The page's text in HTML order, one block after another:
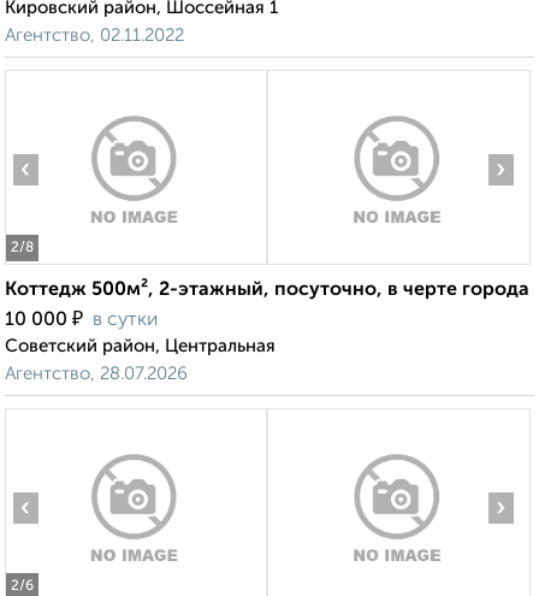
Кировский район, Шоссейная 1
Агентство, 02.11.2022
2/8
‹ ›
Коттедж 500м², 2-этажный, посуточно, в черте города
10 000 ₽ в сутки
Советский район, Центральная
Агентство, 28.07.2026
2/6
‹ ›